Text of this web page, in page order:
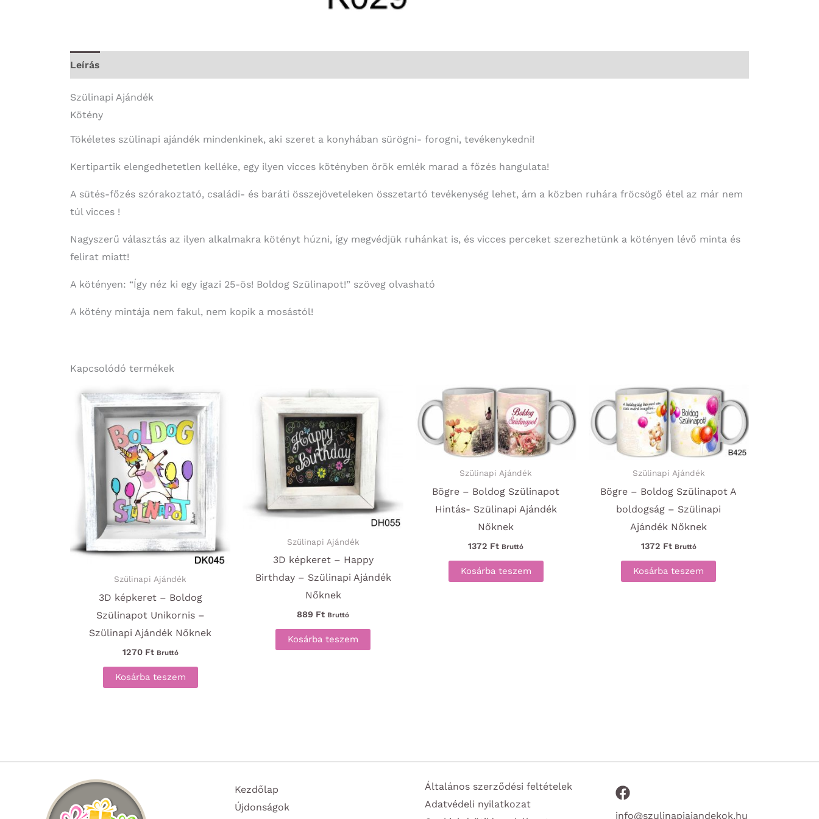
Leírás
Szülinapi Ajándék
Kötény
Tökéletes szülinapi ajándék mindenkinek, aki szeret a konyhában sürögni- forogni, tevékenykedni!
Kertipartik elengedhetetlen kelléke, egy ilyen vicces kötényben örök emlék marad a főzés hangulata!
A sütés-főzés szórakoztató, családi- és baráti összejöveteleken összetartó tevékenység lehet, ám a közben ruhára fröcsögő étel az már nem
túl vicces !
Nagyszerű választás az ilyen alkalmakra kötényt húzni, így megvédjük ruhánkat is, és vicces perceket szerezhetünk a kötényen lévő minta és
felirat miatt!
A kötényen: “Így néz ki egy igazi 25-ös! Boldog Szülinapot!” szöveg olvasható
A kötény mintája nem fakul, nem kopik a mosástól!
Kapcsolódó termékek
Szülinapi Ajándék
3D képkeret – Boldog
Szülinapot Unikornis –
Szülinapi Ajándék Nőknek
1270 Ft Bruttó
Kosárba teszem
Szülinapi Ajándék
3D képkeret – Happy
Birthday – Szülinapi Ajándék
Nőknek
889 Ft Bruttó
Kosárba teszem
Szülinapi Ajándék
Bögre – Boldog Szülinapot
Hintás- Szülinapi Ajándék
Nőknek
1372 Ft Bruttó
Kosárba teszem
Szülinapi Ajándék
Bögre – Boldog Szülinapot A
boldogság – Szülinapi
Ajándék Nőknek
1372 Ft Bruttó
Kosárba teszem
Kezdőlap
Újdonságok
Általános szerződési feltételek
Adatvédeli nyilatkozat
info@szulinapiajandekok.hu